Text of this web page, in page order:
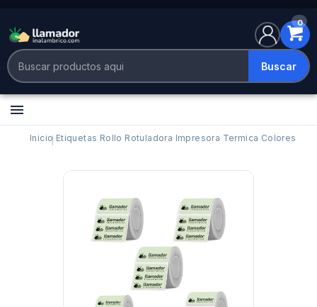
Buscar
0

Inicio Etiquetas Rollo Rotuladora Impresora Termica Colores